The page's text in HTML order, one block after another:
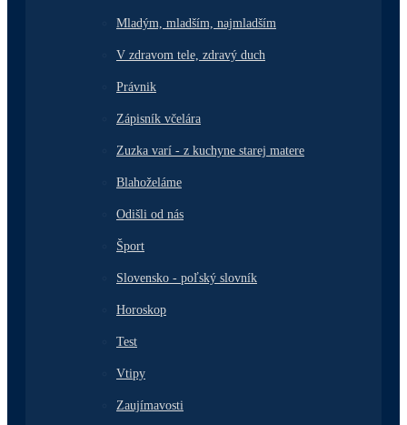
Mladým, mladším, najmladším
V zdravom tele, zdravý duch
Právnik
Zápisník včelára
Zuzka varí - z kuchyne starej matere
Blahoželáme
Odišli od nás
Šport
Slovensko - poľský slovník
Horoskop
Test
Vtipy
Zaujímavosti